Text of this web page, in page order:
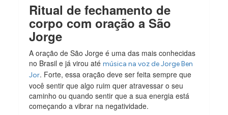
Ritual de fechamento de
corpo com oração a São
Jorge
A oração de São Jorge é uma das mais conhecidas
no Brasil e já virou atémúsica na voz de Jorge Ben
Jor. Forte, essa oração deve ser feita sempre que
você sentir que algo ruim quer atravessar o seu
caminho ou quando sentir que a sua energia está
começando a vibrar na negatividade.